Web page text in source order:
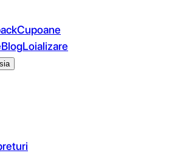
Cupoane
BlogLoializare